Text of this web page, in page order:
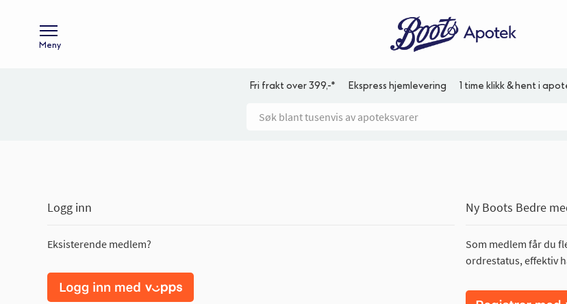
Meny
Fri frakt over 399,-* Ekspress hjemlevering 1 time klikk & hent i
Logg inn
Eksisterende medlem?
Ny Boots Bedre
Som medlem får du
ordrestatus, effektiv